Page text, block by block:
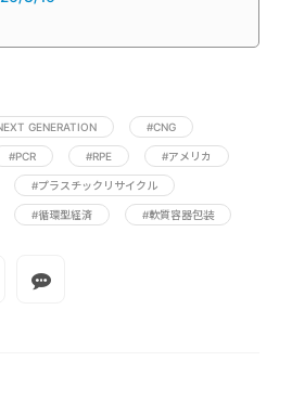
GENERATION #CNG
#PCR #RPE #アメリカ
#プラスチックリサイクル
#循環型経済 #軟質容器包装